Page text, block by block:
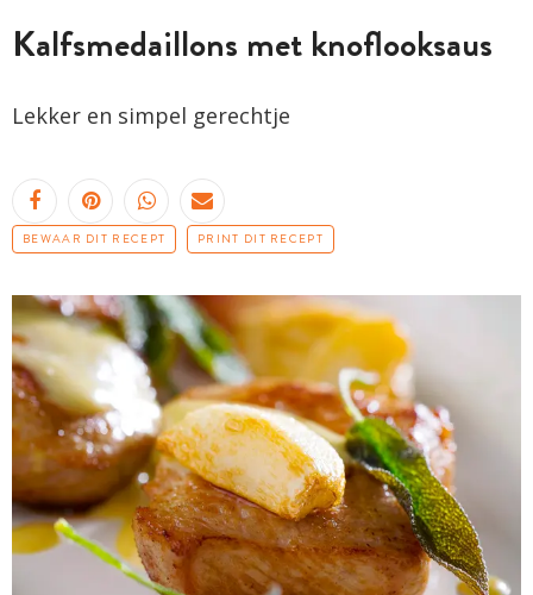
Kalfsmedaillons met knoflooksaus
Lekker en simpel gerechtje
BEWAAR DIT RECEPT PRINT DIT RECEPT